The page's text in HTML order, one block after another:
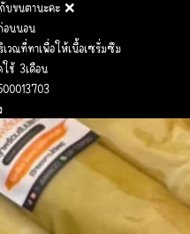
บขนตานะคะ ❌
อนนอน
เวณที่ทาเพื่อให้เนื้อเซรั่มซึม
ใช้ 3เดือน
ซรั่มปลูกคิ้ว #เซรั่มปลูกหนวด
#คิวท์เซรั่ม #คิวท์โซคิวท์ #CuteSoCute